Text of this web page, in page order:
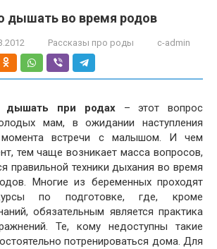
дышать во время родов
Рассказы про роды c-admin
дышать при родах– этот вопрос
мам, в ожидании наступления
момента встречи с малышом. И чем
тем чаще возникает масса вопросов,
правильной техники дыхания во время
Многие из беременных проходят
по подготовке, где, кроме
обязательным является практика
Те, кому недоступны такие
потренироваться дома. Для